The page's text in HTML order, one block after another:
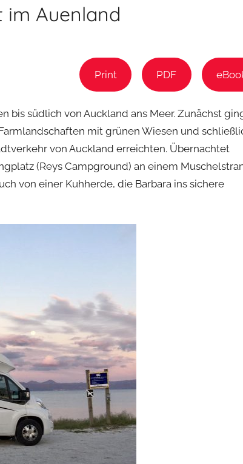
im Auenland
Print PDF
bis südlich von Auckland ans Meer. Zunächst
mit grünen Wiesen und
von Auckland erreichten. Übernachtet
(Reys Campground) an einem
von einer Kuhherde, die Barbara ins sichere